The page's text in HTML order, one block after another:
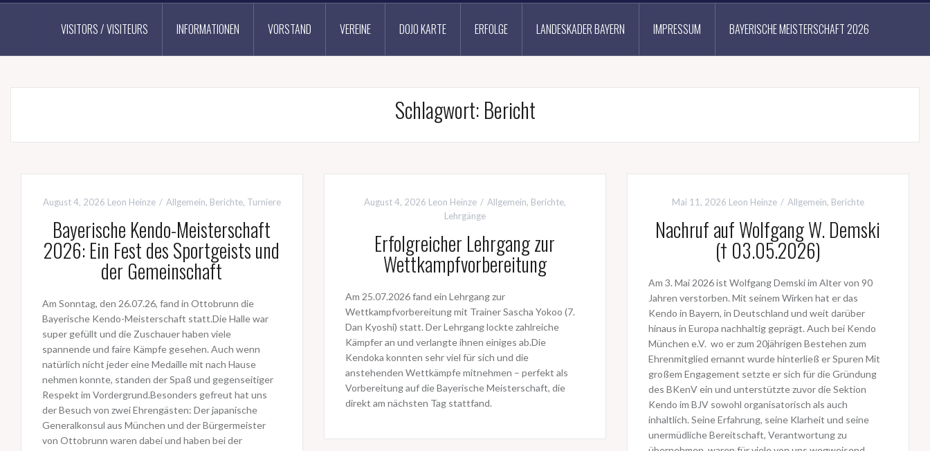
VISITORS / VISITEURS INFORMATIONEN VORSTAND VEREINE DOJO KARTE ERFOLGE LANDESKADER BAYERN IMPRESSUM BAYERISCHE MEISTERSCHAFT 2026
Schlagwort: Bericht
August 4, 2026 Leon Heinze Allgemein, Berichte, Turniere
Bayerische Kendo-Meisterschaft
2026: Ein Fest des Sportgeists und
der Gemeinschaft
Am Sonntag, den 26.07.26, fand in Ottobrunn die
Bayerische Kendo-Meisterschaft statt.Die Halle war
super gefüllt und die Zuschauer haben viele
spannende und faire Kämpfe gesehen. Auch wenn
natürlich nicht jeder eine Medaille mit nach Hause
nehmen konnte, standen der Spaß und gegenseitiger
Respekt im Vordergrund.Besonders gefreut hat uns
der Besuch von zwei Ehrengästen: Der japanische
Generalkonsul aus München und der Bürgermeister
von Ottobrunn waren dabei und haben bei der
August 4, 2026 Leon Heinze Allgemein, Berichte,
Lehrgänge
Erfolgreicher Lehrgang zur
Wettkampfvorbereitung
Am 25.07.2026 fand ein Lehrgang zur
Wettkampfvorbereitung mit Trainer Sascha Yokoo (7.
Dan Kyoshi) statt. Der Lehrgang lockte zahlreiche
Kämpfer an und verlangte ihnen einiges ab.Die
Kendoka konnten sehr viel für sich und die
anstehenden Wettkämpfe mitnehmen – perfekt als
Vorbereitung auf die Bayerische Meisterschaft, die
direkt am nächsten Tag stattfand.
Mai 11, 2026 Leon Heinze Allgemein, Berichte
Nachruf auf Wolfgang W. Demski
(† 03.05.2026)
Am 3. Mai 2026 ist Wolfgang Demski im Alter von 90
Jahren verstorben. Mit seinem Wirken hat er das
Kendo in Bayern, in Deutschland und weit darüber
hinaus in Europa nachhaltig geprägt. Auch bei Kendo
München e.V. wo er zum 20jährigen Bestehen zum
Ehrenmitglied ernannt wurde hinterließ er Spuren Mit
großem Engagement setzte er sich für die Gründung
des BKenV ein und unterstützte zuvor die Sektion
Kendo im BJV sowohl organisatorisch als auch
inhaltlich. Seine Erfahrung, seine Klarheit und seine
unermüdliche Bereitschaft, Verantwortung zu